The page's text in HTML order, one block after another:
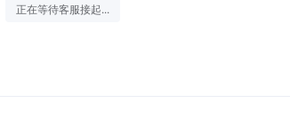
正在等待客服接起...